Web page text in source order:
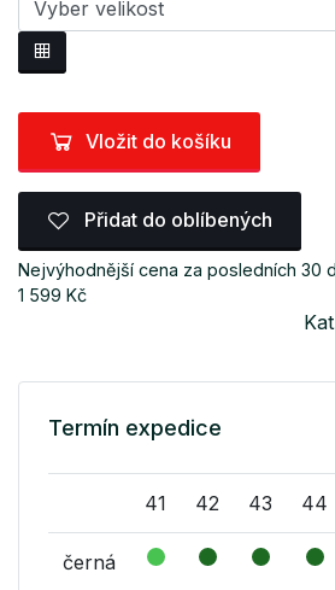
Vložit do košíku
Přidat do oblíbených
Nejvýhodnější cena za posledních 30
1 599 Kč
Termín expedice
41 42 43 44
černá